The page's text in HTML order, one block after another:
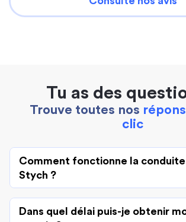
Tu as des
Trouve toutes nos
clic
Comment fonctionne la conduite
Stych ?
Dans quel délai puis-je obtenir